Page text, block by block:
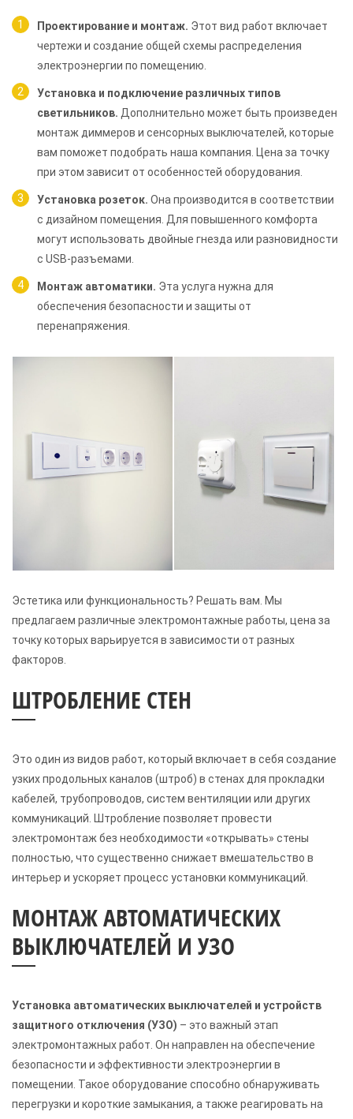
Проектирование и монтаж. Этот вид работ включает
чертежи и создание общей схемы распределения
электроэнергии по помещению.
Установка и подключение различных типов
светильников. Дополнительно может быть произведен
монтаж диммеров и сенсорных выключателей, которые
вам поможет подобрать наша компания. Цена за точку
при этом зависит от особенностей оборудования.
Установка розеток. Она производится в соответствии
с дизайном помещения. Для повышенного комфорта
могут использовать двойные гнезда или разновидности
с USB-разъемами.
Монтаж автоматики. Эта услуга нужна для
обеспечения безопасности и защиты от
перенапряжения.
Эстетика или функциональность? Решать вам. Мы
предлагаем различные электромонтажные работы, цена за
точку которых варьируется в зависимости от разных
факторов.
ШТРОБЛЕНИЕ СТЕН
Это один из видов работ, который включает в себя создание
узких продольных каналов (штроб) в стенах для прокладки
кабелей, трубопроводов, систем вентиляции или других
коммуникаций. Штробление позволяет провести
электромонтаж без необходимости «открывать» стены
полностью, что существенно снижает вмешательство в
интерьер и ускоряет процесс установки коммуникаций.
МОНТАЖ АВТОМАТИЧЕСКИХ
ВЫКЛЮЧАТЕЛЕЙ И УЗО
Установка автоматических выключателей и устройств
защитного отключения (УЗО) – это важный этап
электромонтажных работ. Он направлен на обеспечение
безопасности и эффективности электроэнергии в
помещении. Такое оборудование способно обнаруживать
перегрузки и короткие замыкания, а также реагировать на